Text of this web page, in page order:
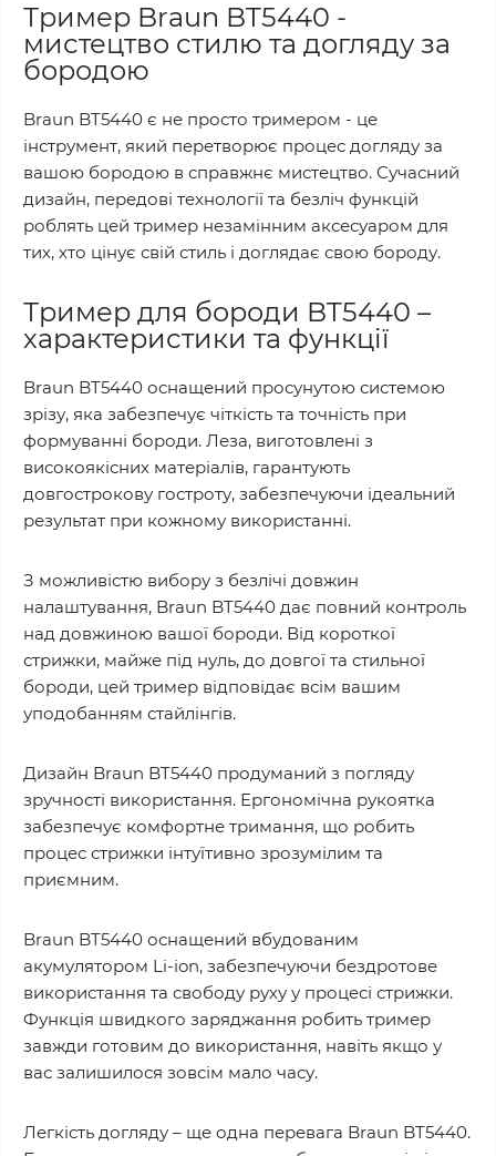
Тример Braun BT5440 -
мистецтво стилю та догляду за
бородою
Braun BT5440 є не просто тримером - це
інструмент, який перетворює процес догляду за
вашою бородою в справжнє мистецтво. Сучасний
дизайн, передові технології та безліч функцій
роблять цей тример незамінним аксесуаром для
тих, хто цінує свій стиль і доглядає свою бороду.
Тример для бороди BT5440 –
характеристики та функції
Braun BT5440 оснащений просунутою системою
зрізу, яка забезпечує чіткість та точність при
формуванні бороди. Леза, виготовлені з
високоякісних матеріалів, гарантують
довгострокову гостроту, забезпечуючи ідеальний
результат при кожному використанні.
З можливістю вибору з безлічі довжин
налаштування, Braun BT5440 дає повний контроль
над довжиною вашої бороди. Від короткої
стрижки, майже під нуль, до довгої та стильної
бороди, цей тример відповідає всім вашим
уподобанням стайлінгів.
Дизайн Braun BT5440 продуманий з погляду
зручності використання. Ергономічна рукоятка
забезпечує комфортне тримання, що робить
процес стрижки інтуїтивно зрозумілим та
приємним.
Braun BT5440 оснащений вбудованим
акумулятором Li-ion, забезпечуючи бездротове
використання та свободу руху у процесі стрижки.
Функція швидкого заряджання робить тример
завжди готовим до використання, навіть якщо у
вас залишилося зовсім мало часу.
Легкість догляду – ще одна перевага Braun BT5440.